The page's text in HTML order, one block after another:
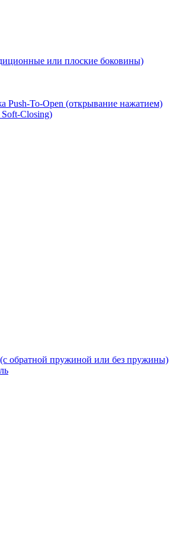
или плоские боковины)
Push-To-Open (открывание нажатием)
Closing)
обратной пружиной или без пружины)